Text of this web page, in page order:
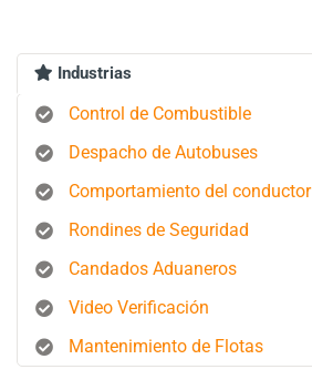
Industrias
Control de Combustible
Despacho de Autobuses
Comportamiento del conductor
Rondines de Seguridad
Candados Aduaneros
Video Verificación
Mantenimiento de Flotas